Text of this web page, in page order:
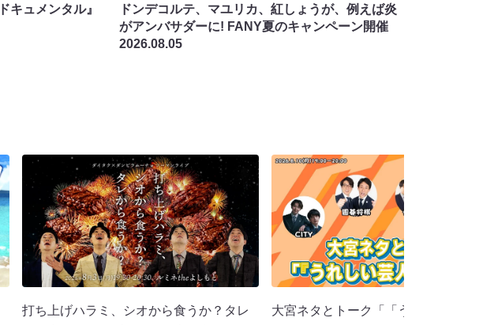
キュメンタル』
ドンデコルテ、マユリカ、紅しょうが、例えば炎
がアンバサダーに! FANY夏のキャンペーン開催
2026.08.05
打ち上げハラミ、シオから食うか？タレ
大宮ネタとトーク「「うれしい芸人」